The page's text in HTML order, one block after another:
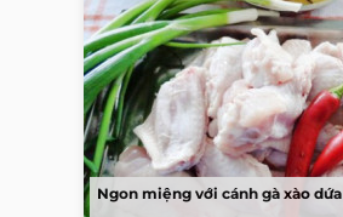
Ngon miệng với cánh gà xào dứa